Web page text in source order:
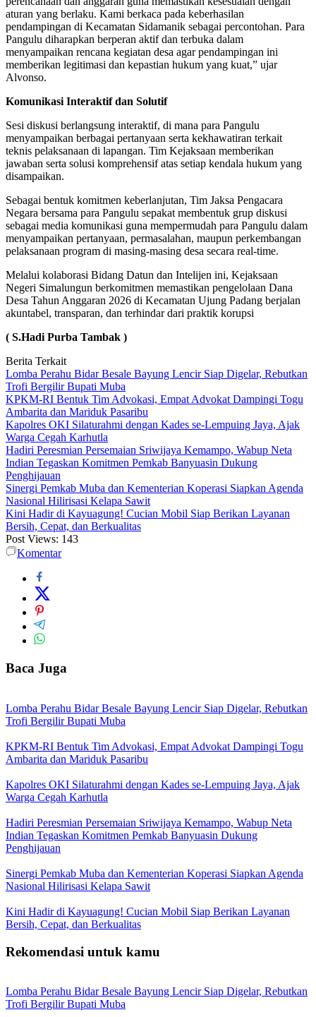
aturan yang berlaku. Kami berkaca pada keberhasilan
pendampingan di Kecamatan Sidamanik sebagai percontohan. Para
Pangulu diharapkan berperan aktif dan terbuka dalam
menyampaikan rencana kegiatan desa agar pendampingan ini
memberikan legitimasi dan kepastian hukum yang kuat,” ujar
Alvonso.
Komunikasi Interaktif dan Solutif
Sesi diskusi berlangsung interaktif, di mana para Pangulu
menyampaikan berbagai pertanyaan serta kekhawatiran terkait
teknis pelaksanaan di lapangan. Tim Kejaksaan memberikan
jawaban serta solusi komprehensif atas setiap kendala hukum yang
disampaikan.
Sebagai bentuk komitmen keberlanjutan, Tim Jaksa Pengacara
Negara bersama para Pangulu sepakat membentuk grup diskusi
sebagai media komunikasi guna mempermudah para Pangulu dalam
menyampaikan pertanyaan, permasalahan, maupun perkembangan
pelaksanaan program di masing-masing desa secara real-time.
Melalui kolaborasi Bidang Datun dan Intelijen ini, Kejaksaan
Negeri Simalungun berkomitmen memastikan pengelolaan Dana
Desa Tahun Anggaran 2026 di Kecamatan Ujung Padang berjalan
akuntabel, transparan, dan terhindar dari praktik korupsi
( S.Hadi Purba Tambak )
Berita Terkait
Lomba Perahu Bidar Besale Bayung Lencir Siap Digelar, Rebutkan
Trofi Bergilir Bupati Muba
KPKM-RI Bentuk Tim Advokasi, Empat Advokat Dampingi Togu
Ambarita dan Mariduk Pasaribu
Kapolres OKI Silaturahmi dengan Kades se-Lempuing Jaya, Ajak
Warga Cegah Karhutla
Hadiri Peresmian Persemaian Sriwijaya Kemampo, Wabup Neta
Indian Tegaskan Komitmen Pemkab Banyuasin Dukung
Penghijauan
Sinergi Pemkab Muba dan Kementerian Koperasi Siapkan Agenda
Nasional Hilirisasi Kelapa Sawit
Kini Hadir di Kayuagung! Cucian Mobil Siap Berikan Layanan
Bersih, Cepat, dan Berkualitas
Post Views: 143
Komentar
Baca Juga
Lomba Perahu Bidar Besale Bayung Lencir Siap Digelar, Rebutkan
Trofi Bergilir Bupati Muba
KPKM-RI Bentuk Tim Advokasi, Empat Advokat Dampingi Togu
Ambarita dan Mariduk Pasaribu
Kapolres OKI Silaturahmi dengan Kades se-Lempuing Jaya, Ajak
Warga Cegah Karhutla
Hadiri Peresmian Persemaian Sriwijaya Kemampo, Wabup Neta
Indian Tegaskan Komitmen Pemkab Banyuasin Dukung
Penghijauan
Sinergi Pemkab Muba dan Kementerian Koperasi Siapkan Agenda
Nasional Hilirisasi Kelapa Sawit
Kini Hadir di Kayuagung! Cucian Mobil Siap Berikan Layanan
Bersih, Cepat, dan Berkualitas
Rekomendasi untuk kamu
Lomba Perahu Bidar Besale Bayung Lencir Siap Digelar, Rebutkan
Trofi Bergilir Bupati Muba